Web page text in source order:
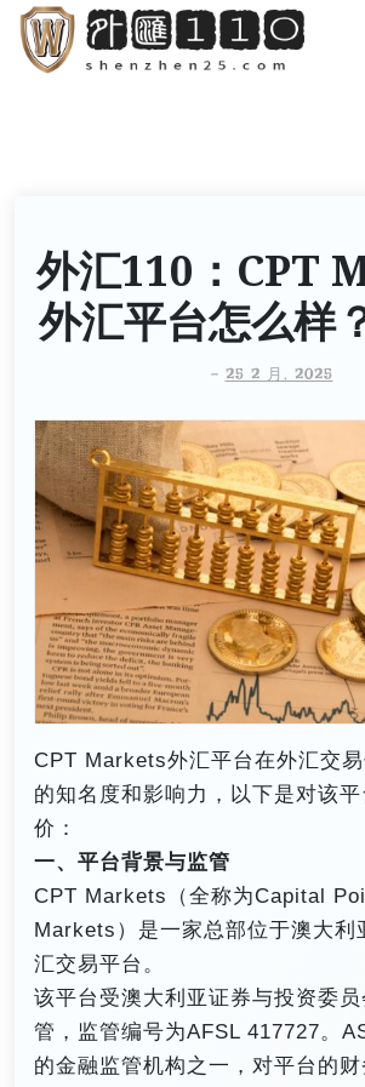
外汇110：CPT
外汇平台怎么样
- 25 2 月, 2025
CPT Markets外汇平台在外汇交
的知名度和影响力，以下是对该
价：
一、平台背景与监管
CPT Markets（全称为Capital
Markets）是一家总部位于澳大利
汇交易平台。
该平台受澳大利亚证券与投资委
管，监管编号为AFSL 417727。
的金融监管机构之一，对平台的